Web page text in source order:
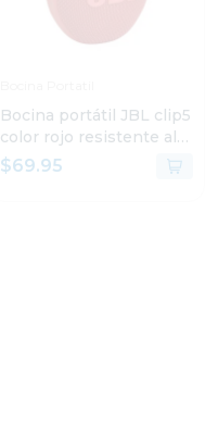
Bocina portátil JBL clip5
color rojo resistente al
agua y polvo
$69.95